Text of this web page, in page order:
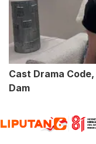
Cast Drama
Dam